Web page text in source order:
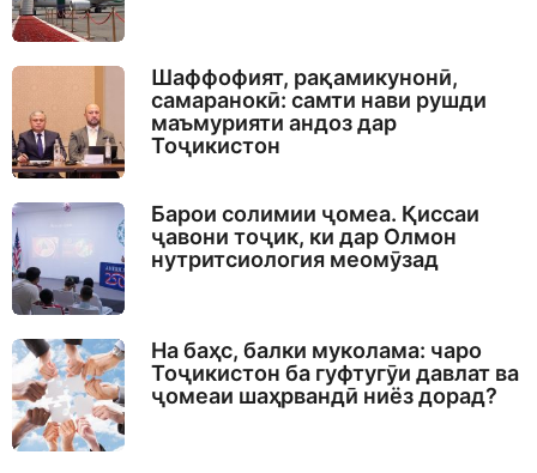
Шаффофият, рақамикунонӣ,
самаранокӣ: самти нави рушди
маъмурияти андоз дар
Тоҷикистон
Барои солимии ҷомеа. Қиссаи
ҷавони тоҷик, ки дар Олмон
нутритсиология меомӯзад
На баҳс, балки муколама: чаро
Тоҷикистон ба гуфтугӯи давлат ва
ҷомеаи шаҳрвандӣ ниёз дорад?